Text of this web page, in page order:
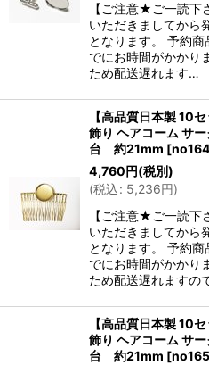
【ご注意★ご一読下
いただきましてから
となります。 予約
でにお時間がかかり
ため配送遅れます…
【高品質日本製 10
飾り ヘアコーム サ
台 約21mm [
4,760円(税別)
(税込: 5,236円)
【ご注意★ご一読下
いただきましてから
となります。 予約
でにお時間がかかり
ため配送遅れますの
【高品質日本製 10
飾り ヘアコーム サ
台 約21mm [